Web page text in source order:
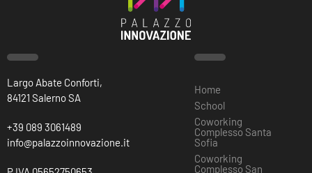
Largo Abate Conforti,
84121 Salerno SA
+39 089 3061489
info@palazzoinnovazione.it
Home
School
Coworking
Complesso Santa
Sofia
Coworking
Complesso San